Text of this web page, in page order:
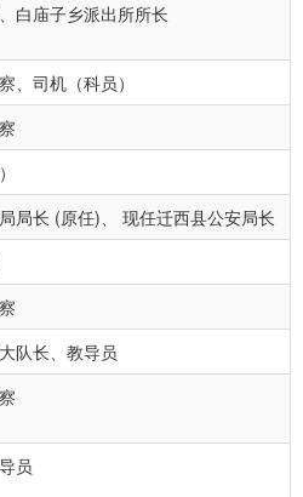
白庙子乡派出所所长
、司机（科员）
局长 (原任)、 现任迁西县公安局长
队长、教导员
员